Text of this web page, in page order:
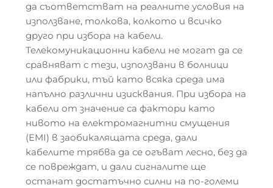
да съответстват на реалните условия на
използване, толкова, колкото и всичко
друго при избора на кабели.
Телекомуникационни кабели не могат да се
сравняват с тези, използвани в болници
или фабрики, тъй като всяка среда има
напълно различни изисквания. При избора на
кабели от значение са фактори като
нивото на електромагнитни смущения
(EMI) в заобикалящата среда, дали
кабелите трябва да се огъват лесно, без да
се повреждат, и дали сигналите ще
останат достатъчно силни на по-големи